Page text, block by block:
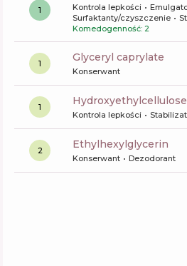
1 Kontrola lepkości
Surfaktanty/czyszczenie
Komedogenność: 2
1 glyceryl caprylate
Konserwant
1 hydroxyethylcellulose
Kontrola lepkości
2 ethylhexylglycerin
Konserwant Dezodorant